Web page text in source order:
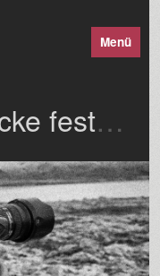
Menü
Augenblicke festgehalten